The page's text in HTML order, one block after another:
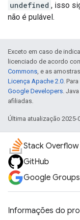
undefined , isso
não é pulável.
Exceto em caso de
licenciado de acordo
Commons, e as
Licença Apache 2.0.
Google Developers.
afiliadas.
Última atualização 2025-
Stack Overflow
GitHub
Google Groups
Informações do